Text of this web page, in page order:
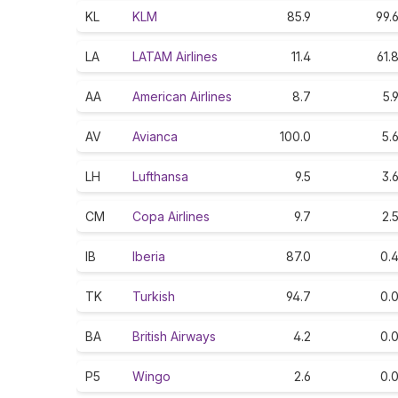
KL KLM 85.9 99.6
LA LATAM Airlines 11.4 61.8
AA American Airlines 8.7 5.9
AV Avianca 100.0 5.6
LH Lufthansa 9.5 3.6
CM Copa Airlines 9.7 2.5
IB Iberia 87.0 0.4
TK Turkish 94.7 0.0
BA British Airways 4.2 0.0
P5 Wingo 2.6 0.0